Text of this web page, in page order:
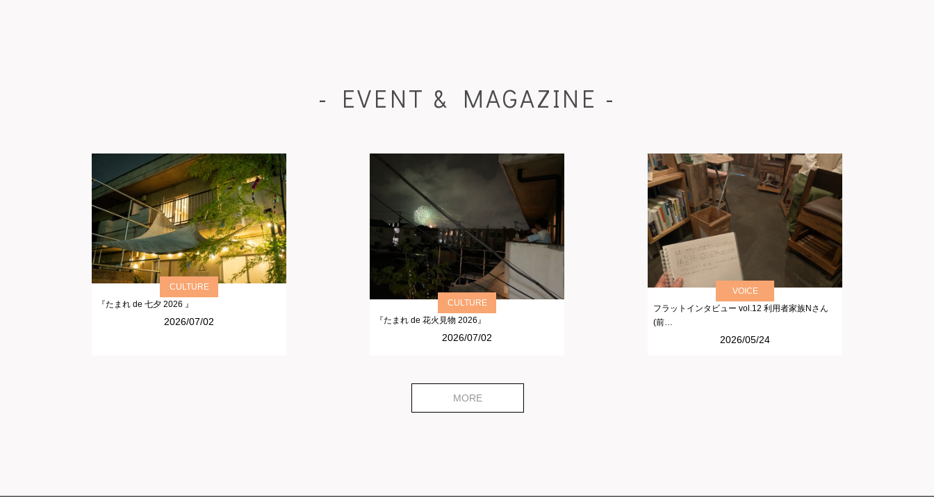
- EVENT & MAGAZINE -
CULTURE
『たまれ de 七夕 2026 』
2026/07/02
CULTURE
『たまれ de 花火見物 2026』
2026/07/02
VOICE
フラットインタビュー vol.12 利用者家族Nさん
(前…
2026/05/24
MORE